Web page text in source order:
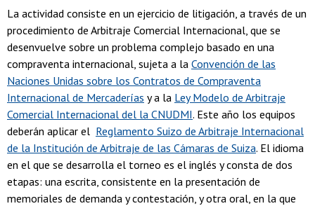
La actividad consiste en un ejercicio de litigación, a través de un
procedimiento de Arbitraje Comercial Internacional, que se
desenvuelve sobre un problema complejo basado en una
compraventa internacional, sujeta a la Convención de las
Naciones Unidas sobre los Contratos de Compraventa
Internacional de Mercaderías y a la Ley Modelo de Arbitraje
Comercial Internacional del la CNUDMI. Este año los equipos
deberán aplicar el Reglamento Suizo de Arbitraje Internacional
de la Institución de Arbitraje de las Cámaras de Suiza. El idioma
en el que se desarrolla el torneo es el inglés y consta de dos
etapas: una escrita, consistente en la presentación de
memoriales de demanda y contestación, y otra oral, en la que